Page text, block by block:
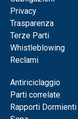
Privacy
Trasparenza
Terze Parti
Whistleblowing
Reclami
Antiriciclaggio
Parti correlate
Rapporti Dormienti